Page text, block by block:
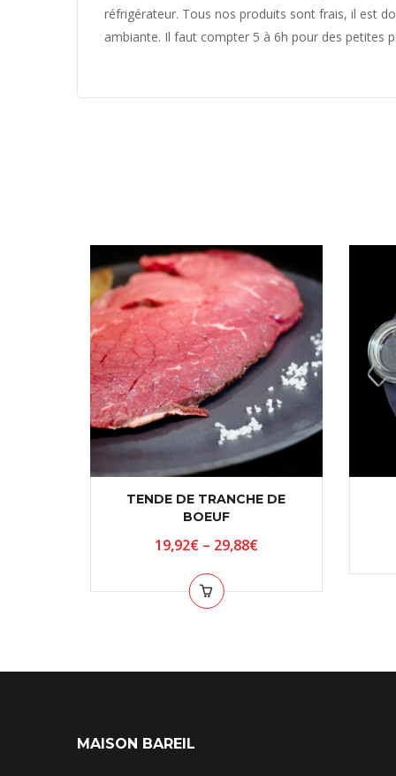
réfrigérateur. Tous nos produits sont frais, il est
ambiante. Il faut compter 5 à 6h pour des petites
TENDE DE TRANCHE DE
BOEUF
19,92€– 29,88€
MAISON BAREIL